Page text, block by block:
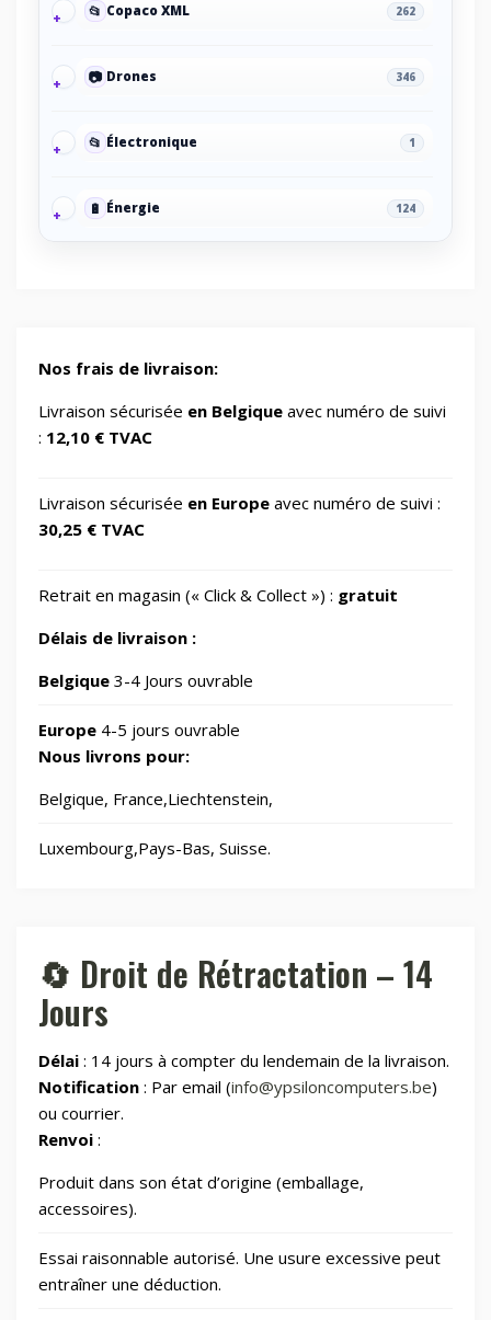
📂 Copaco XML 262
📷 Drones 346
📂 Électronique 1
🔋 Énergie 124
📱
GSM Accessories/Tempered glass and
screen protectors/For smartwatches
1
IT Accessories/Monitor stands
📂 Jardin
Jouets
📂 Laser graveurs et découpeuses
📂
⌚ Montres & Rings 100
📂
📂 Outillage
📷 Photos et Caméras 797
Nos frais de livraison:
Livraison sécurisée en Belgique avec numéro de suivi
: 12,10 € TVAC
Livraison sécurisée en Europe avec numéro de suivi :
30,25 € TVAC
Retrait en magasin (« Click & Collect ») : gratuit
Délais de livraison :
Belgique 3-4 Jours ouvrable
Europe 4-5 jours ouvrable
Nous livrons pour:
Belgique, France,Liechtenstein,
Luxembourg,Pays-Bas, Suisse.
🔄 Droit de Rétractation – 14
Jours
Délai : 14 jours à compter du lendemain de la livraison.
Notification : Par email (info@ypsiloncomputers.be)
ou courrier.
Renvoi :
Produit dans son état d’origine (emballage,
accessoires).
Essai raisonnable autorisé. Une usure excessive peut
entraîner une déduction.